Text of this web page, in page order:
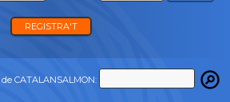
REGISTRA'T
CATALANSALMON: